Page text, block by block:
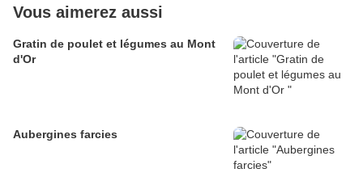
Vous aimerez aussi
Gratin de poulet et légumes au Mont
d'Or
Aubergines farcies